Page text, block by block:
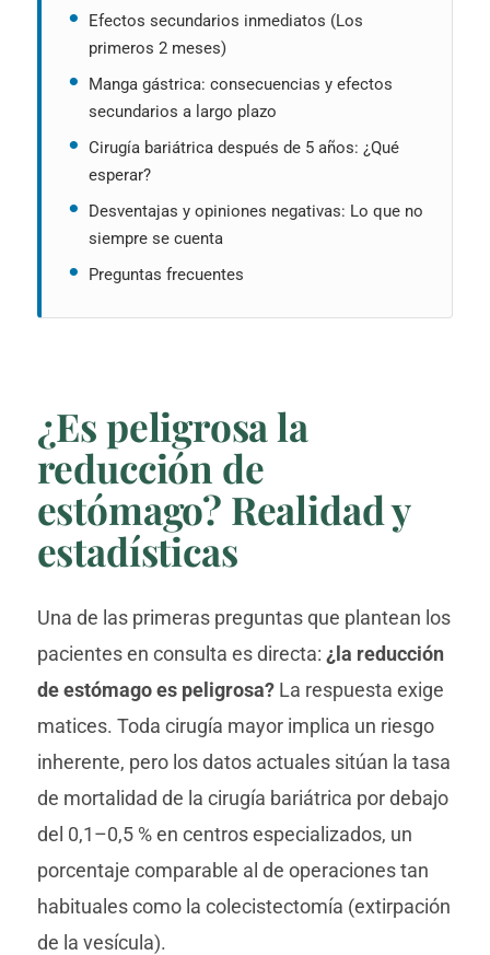
Efectos secundarios inmediatos (Los
primeros 2 meses)
Manga gástrica: consecuencias y efectos
secundarios a largo plazo
Cirugía bariátrica después de 5 años: ¿Qué
esperar?
Desventajas y opiniones negativas: Lo que no
siempre se cuenta
Preguntas frecuentes
¿Es peligrosa la
reducción de
estómago? Realidad y
estadísticas
Una de las primeras preguntas que plantean los
pacientes en consulta es directa: ¿la reducción
de estómago es peligrosa?La respuesta exige
matices. Toda cirugía mayor implica un riesgo
inherente, pero los datos actuales sitúan la tasa
de mortalidad de la cirugía bariátrica por debajo
del 0,1–0,5 % en centros especializados, un
porcentaje comparable al de operaciones tan
habituales como la colecistectomía (extirpación
de la vesícula).